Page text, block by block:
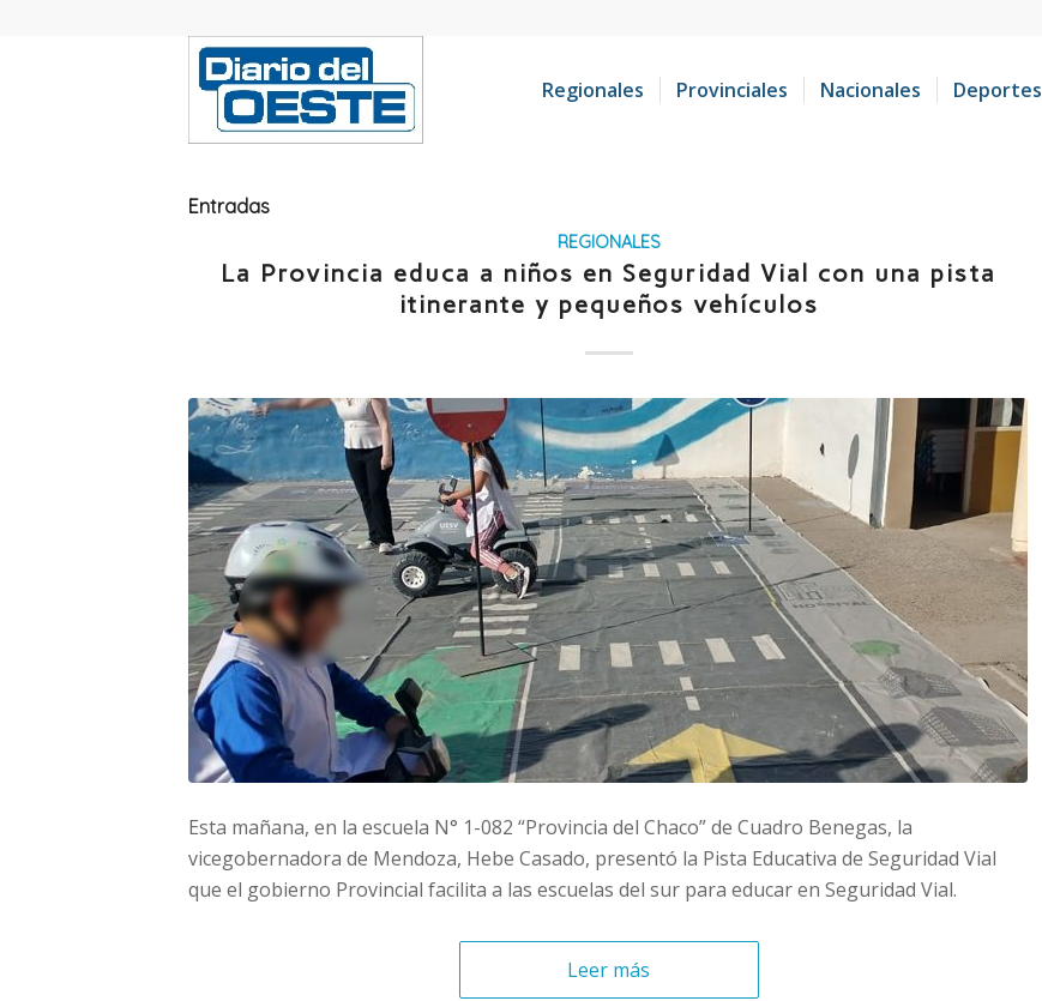
Regionales Provinciales Nacionales Deportes
Entradas
REGIONALES
La Provincia educa a niños en Seguridad Vial con una pista
itinerante y pequeños vehículos
Esta mañana, en la escuela N° 1-082 “Provincia del Chaco” de Cuadro Benegas, la
vicegobernadora de Mendoza, Hebe Casado, presentó la Pista Educativa de Seguridad Vial
que el gobierno Provincial facilita a las escuelas del sur para educar en Seguridad Vial.
Leer más